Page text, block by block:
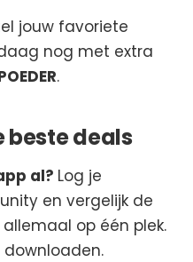
jouw favoriete
nog met extra
.
deals
al? Log je
en vergelijk de
op één plek.
downloaden.